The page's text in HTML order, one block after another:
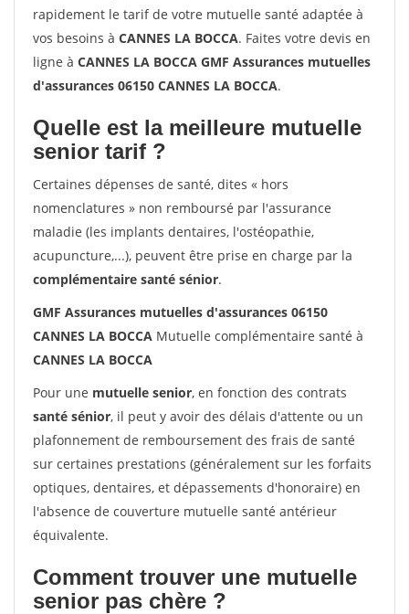
rapidement le tarif de votre mutuelle santé adaptée à
vos besoins à CANNES LA BOCCA. Faites votre devis en
ligne à CANNES LA BOCCA GMF Assurances mutuelles
d'assurances 06150 CANNES LA BOCCA.
Quelle est la meilleure mutuelle
senior tarif ?
Certaines dépenses de santé, dites « hors
nomenclatures » non remboursé par l'assurance
maladie (les implants dentaires, l'ostéopathie,
acupuncture,...), peuvent être prise en charge par la
complémentaire santé sénior.
GMF Assurances mutuelles d'assurances 06150
CANNES LA BOCCA Mutuelle complémentaire santé à
CANNES LA BOCCA
Pour une mutuelle senior, en fonction des contrats
santé sénior, il peut y avoir des délais d'attente ou un
plafonnement de remboursement des frais de santé
sur certaines prestations (généralement sur les forfaits
optiques, dentaires, et dépassements d'honoraire) en
l'absence de couverture mutuelle santé antérieur
équivalente.
Comment trouver une mutuelle
senior pas chère ?